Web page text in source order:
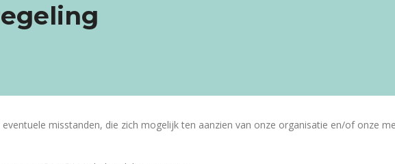
eventuele misstanden, die zich mogelijk ten aanzien van onze organisatie en/of onze